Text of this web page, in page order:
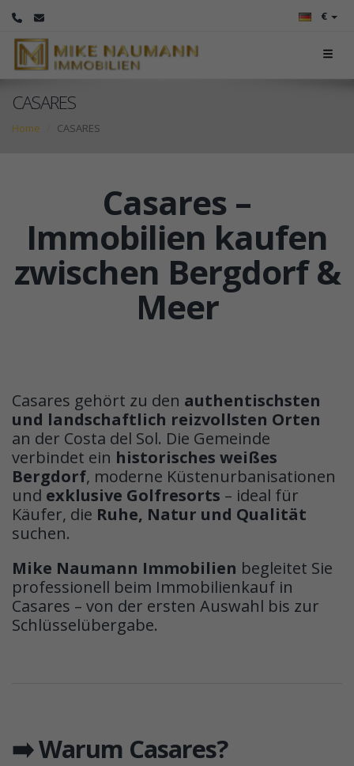
€
CASARES
Home CASARES
Casares –
Immobilien kaufen
zwischen Bergdorf &
Meer
Casares gehört zu den authentischsten
und landschaftlich reizvollsten Orten
an der Costa del Sol. Die Gemeinde
verbindet ein historisches weißes
Bergdorf, moderne Küstenurbanisationen
und exklusive Golfresorts – ideal für
Käufer, die Ruhe, Natur und Qualität
suchen.
Mike Naumann Immobilien begleitet Sie
professionell beim Immobilienkauf in
Casares – von der ersten Auswahl bis zur
Schlüsselübergabe.
➡️ Warum Casares?